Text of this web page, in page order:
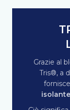
Grazie al
Tris®, a
isolante